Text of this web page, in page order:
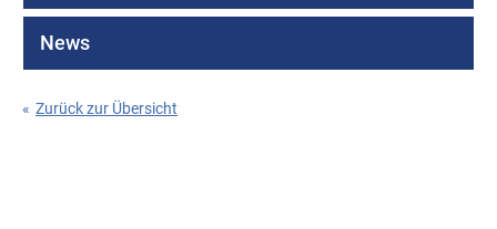
News
« Zurück zur Übersicht